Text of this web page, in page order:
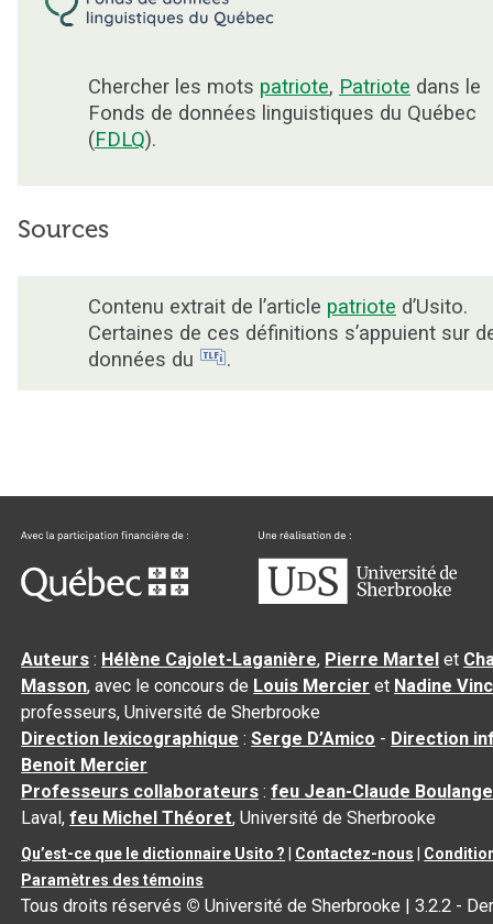
Chercher les mots patriote, Patriote dans le
Fonds de données linguistiques du Québec
(FDLQ).
Sources
Contenu extrait de l’article patriote d’Usito.
Certaines de ces définitions s’appuient sur
données du
.
Auteurs : Hélène Cajolet-Laganière, Pierre Martel et
Masson, avec le concours de Louis Mercier et Nadine
professeurs, Université de Sherbrooke
Direction lexicographique :Serge D’Amico - Direction
Benoit Mercier
Professeurs collaborateurs :feu Jean-Claude
Laval,feu Michel Théoret, Université de Sherbrooke
Qu’est-ce que le dictionnaire Usito ? Contactez-nous
Paramètres des témoins
Tous droits réservés © Université de Sherbrooke |3.2.2 -